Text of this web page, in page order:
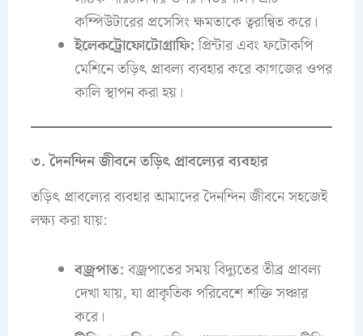
কম্পিউটারের প্রসেসিং ক্ষমতাকে ত্বরান্বিত করে।
ইলেকট্রোফোটোগ্রাফি: প্রিন্টার এবং ফটোকপি
মেশিনে তড়িৎ প্রাবল্য ব্যবহার করে কাগজের ওপর
কালি স্থাপন করা হয়।
৩. দৈনন্দিন জীবনে তড়িৎ প্রাবল্যের ব্যবহার
তড়িৎ প্রাবল্যের ব্যবহার আমাদের দৈনন্দিন জীবনে সহজেই
লক্ষ্য করা যায়:
বজ্রপাত: বজ্রপাতের সময় বিদ্যুতের তীব্র প্রাবল্য
দেখা যায়, যা প্রাকৃতিক পরিবেশে শক্তি সঞ্চার
করে।